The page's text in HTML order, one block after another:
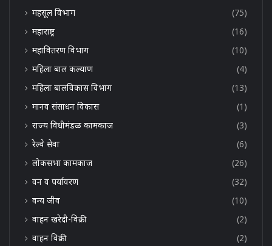
महसूल विभाग
(75)
महाराष्ट्र
(16)
महावितरण विभाग
(10)
महिला बाल कल्याण
(4)
महिला बालविकास विभाग
(13)
मानव संसाधन विकास
(1)
राज्य विधीमंडळ कामकाज
(3)
रेल्वे सेवा
(6)
लोकसभा कामकाज
(26)
वन व पर्यावरण
(32)
वन्य जीव
(10)
वाहन खरेदी-विक्री
(2)
वाहन विक्री
(2)